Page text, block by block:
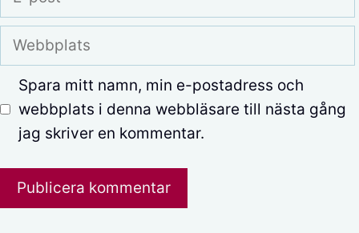
post
Webbplats
Spara mitt namn, min e-postadress och
webbplats i denna webbläsare till nästa gång
jag skriver en kommentar.